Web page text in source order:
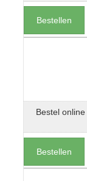
Bestellen
Bestel
Bestellen